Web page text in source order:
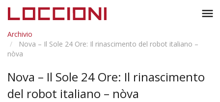
menu
Archivio
Nova – Il Sole 24 Ore: Il rinascimento del robot italiano –
nòva
Nova – Il Sole 24 Ore: Il rinascimento
del robot italiano – nòva